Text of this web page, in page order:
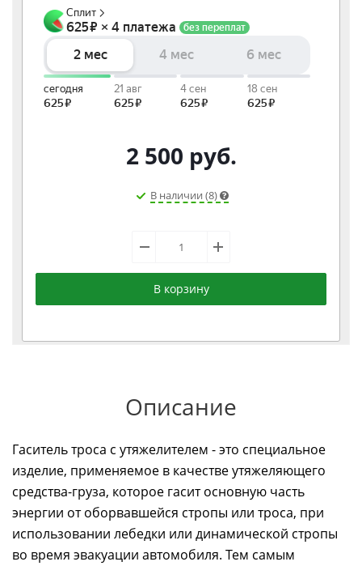
2 500 руб.
В наличии (8)
В корзину
Описание
Гаситель троса с утяжелителем - это специальное
изделие, применяемое в качестве утяжеляющего
средства-груза, которое гасит основную часть
энергии от оборвавшейся стропы или троса, при
использовании лебедки или динамической стропы
во время эвакуации автомобиля. Тем самым